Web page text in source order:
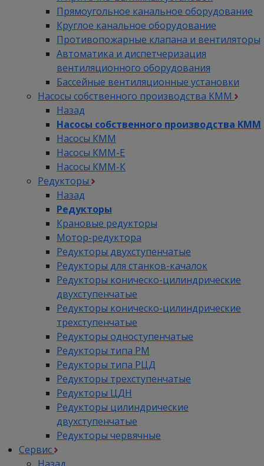
Прямоугольное канальное оборудование
Круглое канальное оборудование
Противопожарные клапана и вентиляторы
Автоматика и диспетчеризация
вентиляционного оборудования
Бассейные вентиляционные установки
Насосы собственного производства KMM
Назад
Насосы собственного производства KMM
Насосы КММ
Насосы КММ-Е
Насосы КММ-К
Редукторы
Назад
Редукторы
Крановые редукторы
Мотор-редуктора
Редукторы двухступенчатые
Редукторы для станков-качалок
Редукторы коническо-цилиндрические
двухступенчатые
Редукторы коническо-цилиндрические
трехступенчатые
Редукторы одноступенчатые
Редукторы типа РМ
Редукторы типа РЦД
Редукторы трехступенчатые
Редукторы ЦДН
Редукторы цилиндрические
двухступенчатые
Редукторы червячные
Сервис